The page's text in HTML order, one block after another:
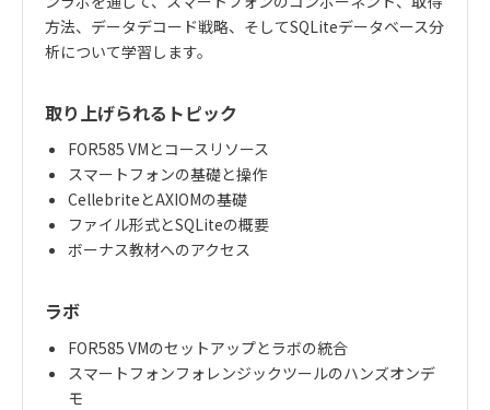
方法、データデコード戦略、そしてSQLiteデータベース分
析について学習します。
取り上げられるトピック
FOR585 VMとコースリソース
スマートフォンの基礎と操作
CellebriteとAXIOMの基礎
ファイル形式とSQLiteの概要
ボーナス教材へのアクセス
ラボ
FOR585 VMのセットアップとラボの統合
スマートフォンフォレンジックツールのハンズオンデ
モ